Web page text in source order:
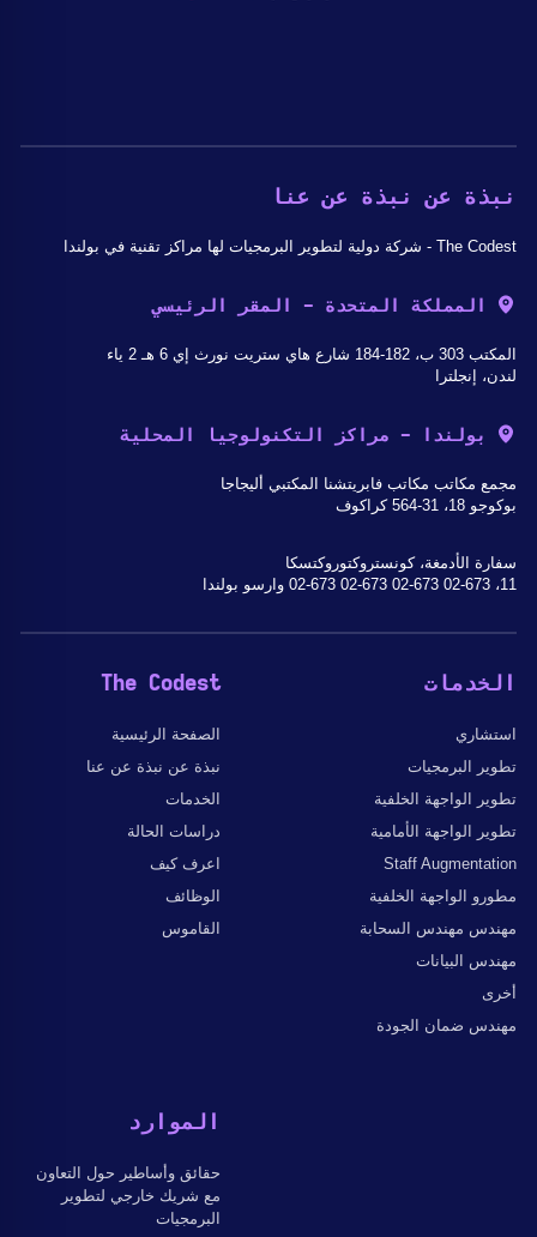
نبذة عن نبذة عن عنا
The Codest - شركة دولية لتطوير البرمجيات لها مراكز تقنية في بولندا
المملكة المتحدة - المقر الرئيسي
المكتب 303 ب، 182-184 شارع هاي ستريت نورث إي 6 هـ 2 ياء
لندن، إنجلترا
بولندا - مراكز التكنولوجيا المحلية
مجمع مكاتب مكاتب فابريتشنا المكتبي أليجاجا
بوكوجو 18، 31-564 كراكوف
سفارة الأدمغة، كونستروكتوروكتسكا
11، 02-673 02-673 02-673 02-673 وارسو بولندا
The Codest
الصفحة الرئيسية
نبذة عن نبذة عن عنا
الخدمات
دراسات الحالة
اعرف كيف
الوظائف
القاموس
الخدمات
استشاري
تطوير البرمجيات
تطوير الواجهة الخلفية
تطوير الواجهة الأمامية
Staff Augmentation
مطورو الواجهة الخلفية
مهندس مهندس السحابة
مهندس البيانات
أخرى
مهندس ضمان الجودة
الموارد
حقائق وأساطير حول التعاون
مع شريك خارجي لتطوير
البرمجيات